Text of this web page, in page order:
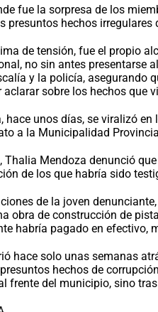
fue la sorpresa de los
presuntos hechos
de tensión, fue el propio
no sin antes presentarse
y la policía, asegurando
sobre los hechos que
hace unos días, se viralizó
a la Municipalidad
Thalia Mendoza denunció
de los que habría sido
de la joven
obra de construcción de
habría pagado en efectivo,
hace solo unas semanas
hechos de
frente del municipio, sino